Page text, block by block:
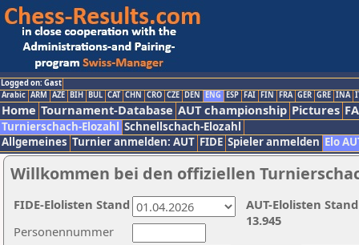
Logged on: Gast
Arabic ARM AZE BIH BUL CAT CHN CRO CZE DEN ENG ESP FAI FIN FRA GER GRE INA
Home Tournament-Database AUT championship Pictures
Turnierschach-Elozahl Schnellschach-Elozahl
Allgemeines Turnier anmelden: AUT FIDE Spieler anmelden Elo
Willkommen bei den offiziellen
Personennummer
AUT-Elolisten
13.945
FIDE-Elolisten Stand